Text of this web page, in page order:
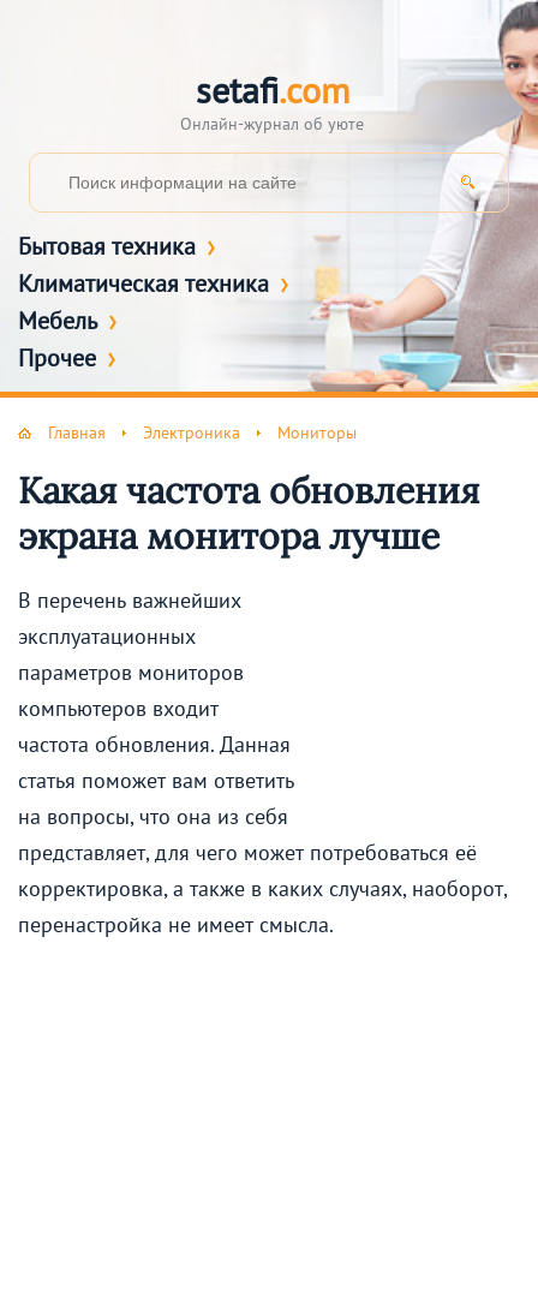
setafi.com
Онлайн-журнал об уюте
Бытовая техника
Климатическая техника
Мебель
Прочее
Главная Электроника Мониторы
Какая частота обновления
экрана монитора лучше
В перечень важнейших
эксплуатационных
параметров мониторов
компьютеров входит
частота обновления. Данная
статья поможет вам ответить
на вопросы, что она из себя
представляет, для чего может потребоваться её
корректировка, а также в каких случаях, наоборот,
перенастройка не имеет смысла.